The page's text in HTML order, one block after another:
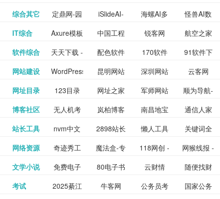
全 频
包括上映
影片的影
讯查询及
购票服
务。你可
_www.sanmao.com.cn_
素材免费
图库
nas论
坛|nas1.cn|nas1|nas
流社区
文写作-AI
毕业设计-
PPT模板
生成
作 - 国内
领先的AI
图片、文
案创作平
讯飞星火-
懂我的AI
助手
更多>>
综合其它 定鼎网-园
林景观建
筑室内设
iSlideAI-
一键生成
PPT模板
海螺AI多
模态大语
言模型
怪兽AI数
字人
九章开物 更多>>
IT综合 Axure模板
网
中国工程
科技知识
中心
锐客网
航空之家
牛品汇
更多>>
软件综合 天天下载 -
绿色精品
软件应用
配色软件
园
170软件
下载站
91软件下
载
yx12345
下载站
更多>>
网站建设 WordPress
主题模板
下载_爱主
昆明网站
建设
深圳网站
建设
云客网
SEO众包
服务平台
深圳网站
建设
更多>>
网址目录 123目录
网
网址之家 军师网站
目录网址
大全
顺为导航-
办公运营
工具导航
易推分类
目录网
更多>>
博客社区 无人机考
证资讯网
岚柏博客 南昌地宝
网_南昌论
坛
通信人家
园
精易论坛 更多>>
站长工具 nvm中文
网
2898站长
资源平台
懒人工具 关键词全
网指数查
询
SEO工具
- 站长之家
更多>>
网络资源 奇迹秀工
具箱-设计
师必备设
魔法盒-专
业的游戏
动画特效
118网创 -
创业项目
资源分享
网猴线报 -
一个简单
且纯粹的
线报酷 -
专注线报
更多>>
文学小说 免费电子
书下载
80电子书
_八零电子
云财情 随便找财
经网
钱如故 更多>>
考试 2025綦江 牛客网 公务员考 国家公务